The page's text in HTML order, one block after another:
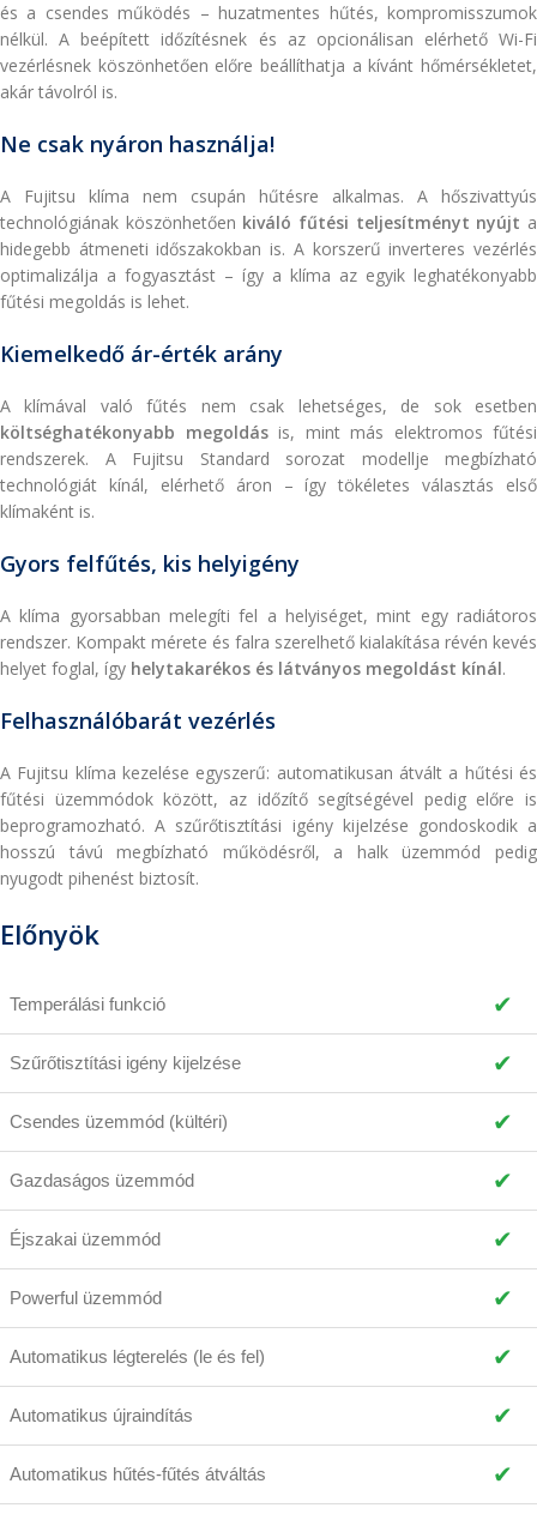
és a csendes működés – huzatmentes hűtés, kompromisszumok
nélkül. A beépített időzítésnek és az opcionálisan elérhető Wi-Fi
vezérlésnek köszönhetően előre beállíthatja a kívánt hőmérsékletet,
akár távolról is.
Ne csak nyáron használja!
A Fujitsu klíma nem csupán hűtésre alkalmas. A hőszivattyús
technológiának köszönhetően kiváló fűtési teljesítményt nyújt a
hidegebb átmeneti időszakokban is. A korszerű inverteres vezérlés
optimalizálja a fogyasztást – így a klíma az egyik leghatékonyabb
fűtési megoldás is lehet.
Kiemelkedő ár-érték arány
A klímával való fűtés nem csak lehetséges, de sok esetben
költséghatékonyabb megoldásis, mint más elektromos fűtési
rendszerek. A Fujitsu Standard sorozat modellje megbízható
technológiát kínál, elérhető áron – így tökéletes választás első
klímaként is.
Gyors felfűtés, kis helyigény
A klíma gyorsabban melegíti fel a helyiséget, mint egy radiátoros
rendszer. Kompakt mérete és falra szerelhető kialakítása révén kevés
helyet foglal, így helytakarékos és látványos megoldást kínál.
Felhasználóbarát vezérlés
A Fujitsu klíma kezelése egyszerű: automatikusan átvált a hűtési és
fűtési üzemmódok között, az időzítő segítségével pedig előre is
beprogramozható. A szűrőtisztítási igény kijelzése gondoskodik a
hosszú távú megbízható működésről, a halk üzemmód pedig
nyugodt pihenést biztosít.
Előnyök
Temperálási funkció ✔
Szűrőtisztítási igény kijelzése ✔
Csendes üzemmód (kültéri) ✔
Gazdaságos üzemmód ✔
Éjszakai üzemmód ✔
Powerful üzemmód ✔
Automatikus légterelés (le és fel) ✔
Automatikus újraindítás ✔
Automatikus hűtés-fűtés átváltás ✔